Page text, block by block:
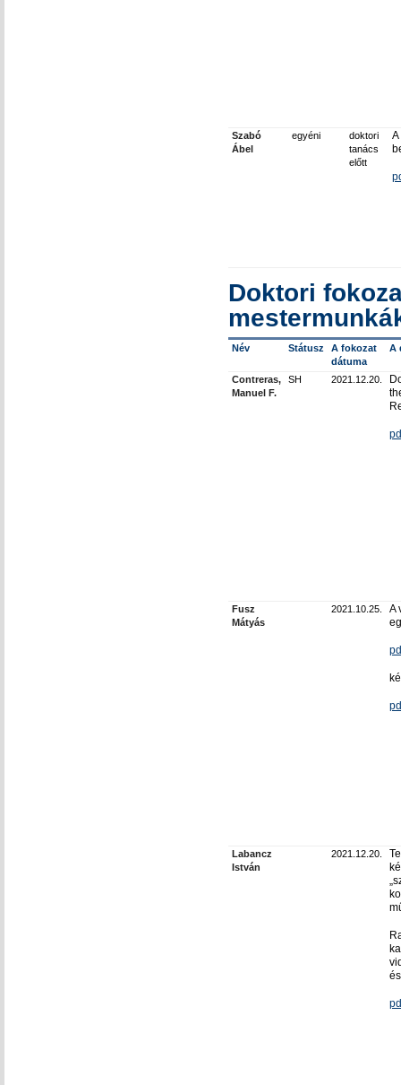
Szabó
Ábel
egyéni
doktori
tanács
előtt
Doktori
Név Státusz
A fokozat
dátuma
A
Contreras,
Manuel F.
SH 2021.12.20.
Fusz
Mátyás
2021.10.25.
A
Labancz
István
2021.12.20.